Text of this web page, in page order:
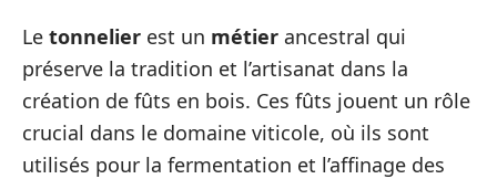
Le tonnelier est un métier ancestral qui
préserve la tradition et l’artisanat dans la
création de fûts en bois. Ces fûts jouent un rôle
crucial dans le domaine viticole, où ils sont
utilisés pour la fermentation et l’affinage des